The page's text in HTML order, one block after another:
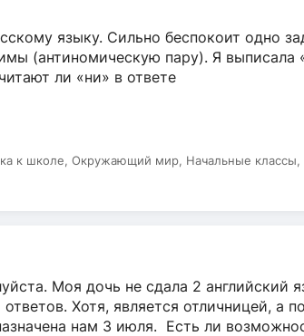
языку. Сильно беспокоит одно
(антиномическую пару). Я выписала
ли «ни» в ответе
к школе, Окружающий мир, Начальные классы,
Моя дочь не сдала 2 английский
Хотя, является отличницей, а
нам 3 июля. Есть ли